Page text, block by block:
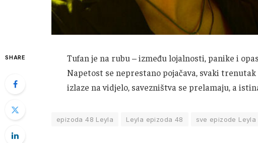
SHARE
Tufan je na rubu – između lojalnosti, panike i
Napetost se neprestano pojačava, svaki
izlaze na vidjelo, savezništva se prelamaju, a
epizoda 48 Leyla Leyla epizoda 48 sve epizode Leyla